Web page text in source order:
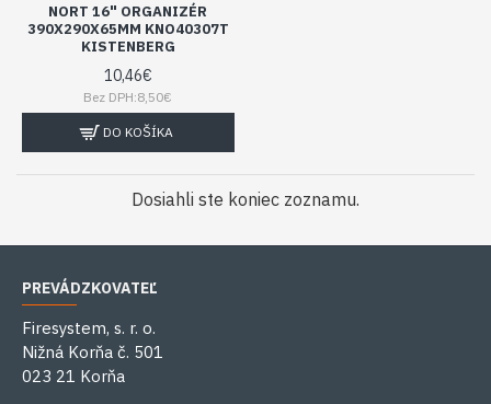
NORT 16" ORGANIZÉR
390X290X65MM KNO40307T
KISTENBERG
10,46€
Bez DPH:8,50€
DO KOŠÍKA
Dosiahli ste koniec zoznamu.
PREVÁDZKOVATEĽ
Firesystem, s. r. o.
Nižná Korňa č. 501
023 21 Korňa